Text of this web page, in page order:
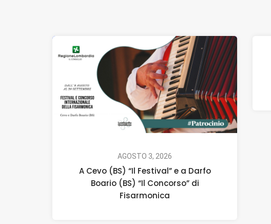
AGOSTO 3, 2026
A Cevo (BS) “Il Festival” e a Darfo
Boario (BS) “Il Concorso” di
Fisarmonica